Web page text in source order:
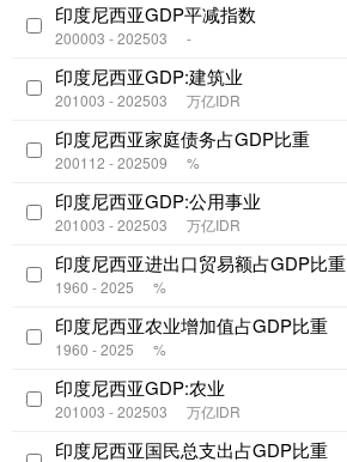
印度尼西亚GDP平减指数
200003 - 202503 -
印度尼西亚GDP:建筑业
201003 - 202503 万亿IDR
印度尼西亚家庭债务占GDP比重
200112 - 202509 %
印度尼西亚GDP:公用事业
201003 - 202503 万亿IDR
印度尼西亚进出口贸易额占GDP比重
1960 - 2025 %
印度尼西亚农业增加值占GDP比重
1960 - 2025 %
印度尼西亚GDP:农业
201003 - 202503 万亿IDR
印度尼西亚国民总支出占GDP比重